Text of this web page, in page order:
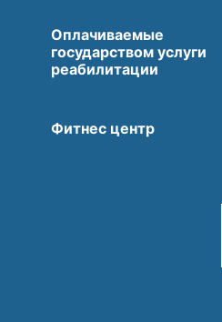
Оплачиваемые
государством услуги
реабилитации
Фитнес центр